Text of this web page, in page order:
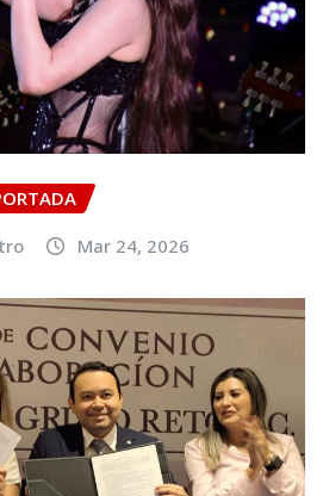
Mar 24, 2026